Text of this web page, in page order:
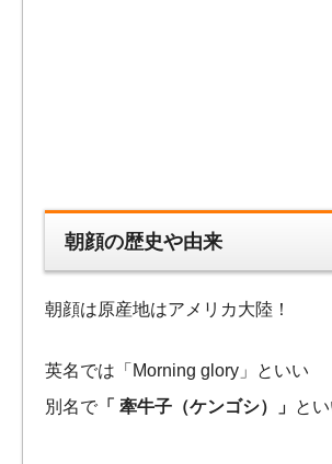
朝顔の歴史や由来
朝顔は原産地はアメリカ大陸！
英名では「Morning glory」といい
別名で 「 牽牛子（ケンゴシ）」 とい